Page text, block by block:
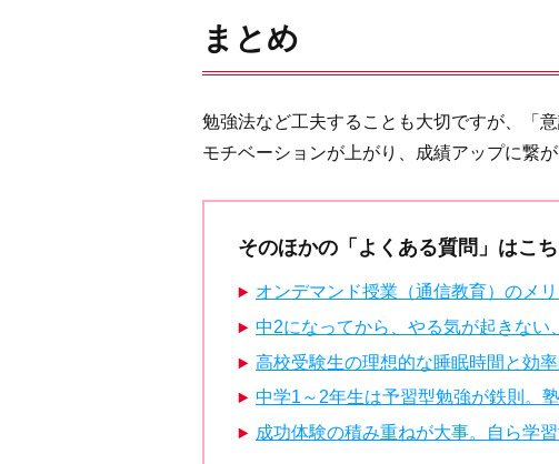
まとめ
勉強法など工夫することも大切ですが、「
モチベーションが上がり、成績アップに繋が
そのほかの「よくある質問」はこ
オンデマンド授業（通信教育）のメ
中2になってから、やる気が起きな
高校受験生の理想的な睡眠時間と効
中学1～2年生は予習型勉強が鉄則。
成功体験の積み重ねが大事。自ら学